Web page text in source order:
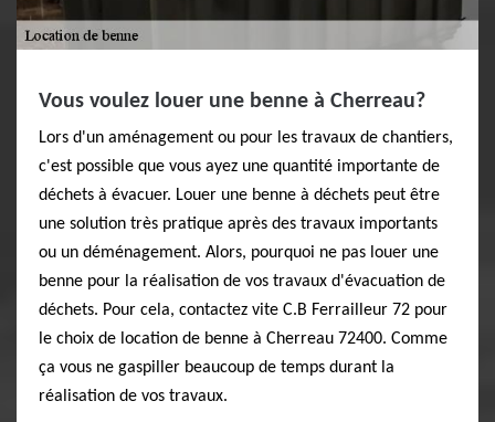
Vous voulez louer une benne à Cherreau?
Lors d'un aménagement ou pour les travaux de chantiers,
c'est possible que vous ayez une quantité importante de
déchets à évacuer. Louer une benne à déchets peut être
une solution très pratique après des travaux importants
ou un déménagement. Alors, pourquoi ne pas louer une
benne pour la réalisation de vos travaux d'évacuation de
déchets. Pour cela, contactez vite C.B Ferrailleur 72 pour
le choix de location de benne à Cherreau 72400. Comme
ça vous ne gaspiller beaucoup de temps durant la
réalisation de vos travaux.